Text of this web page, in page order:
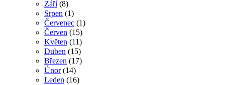
Září(8)
Srpen (1)
Červenec (1)
Červen (15)
Květen (11)
Duben (15)
Březen (17)
Únor(14)
Leden (16)